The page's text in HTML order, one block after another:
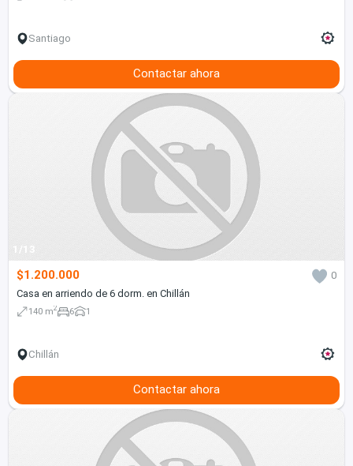
Santiago
Contactar ahora
1/13
$1.200.000
0
Casa en arriendo de 6 dorm. en Chillán
140 m2 6 1
Chillán
Contactar ahora